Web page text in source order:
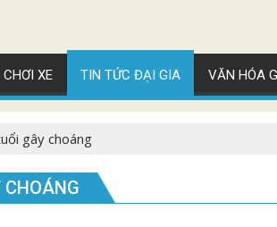
CHƠI XE TIN TỨC ĐẠI GIA VĂN HÓA
gây choáng
CHOÁNG